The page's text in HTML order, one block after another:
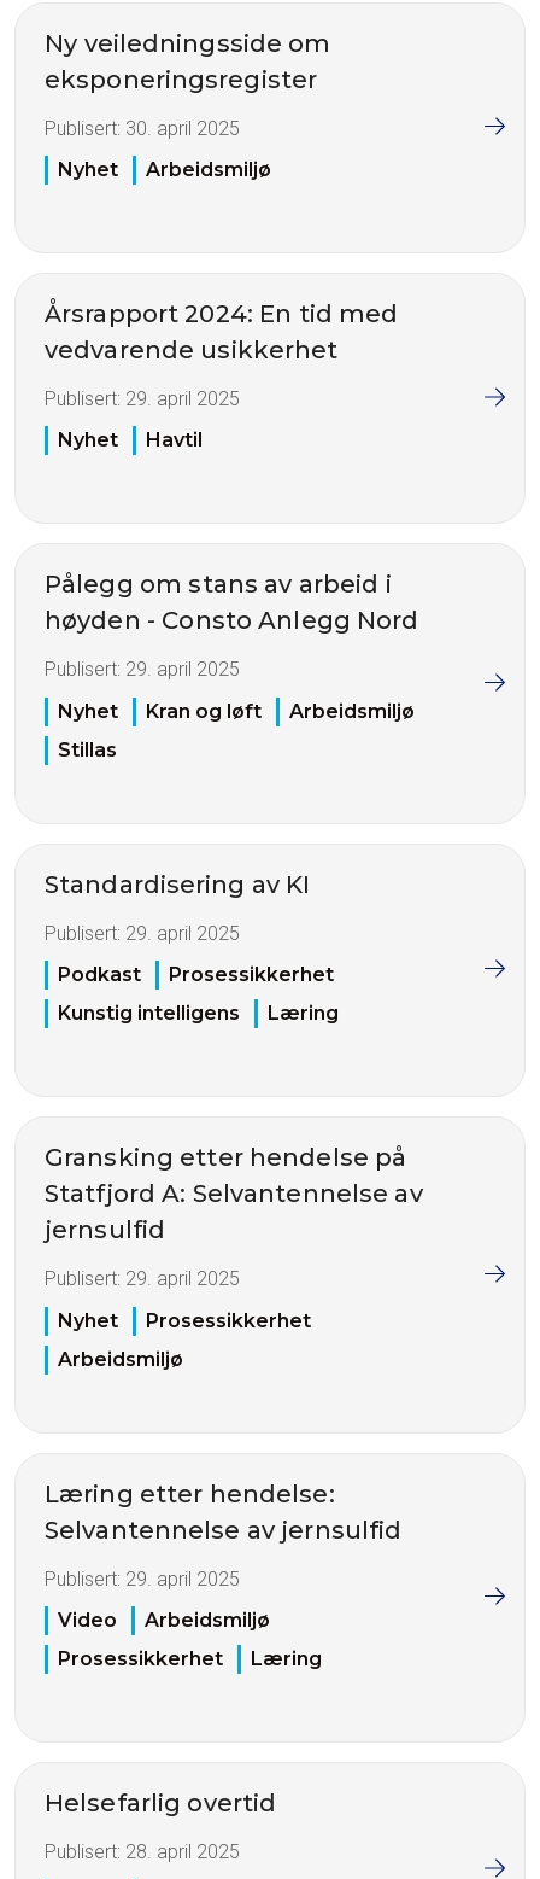
Ny veiledningsside om
eksponeringsregister
Publisert: 30. april 2025
Nyhet
Arbeidsmiljø
Årsrapport 2024: En tid med
vedvarende usikkerhet
Publisert: 29. april 2025
Nyhet
Havtil
Pålegg om stans av arbeid i
høyden - Consto Anlegg Nord
Publisert: 29. april 2025
Nyhet
Kran og løft
Arbeidsmiljø
Stillas
Standardisering av KI
Publisert: 29. april 2025
Podkast
Prosessikkerhet
Kunstig intelligens
Læring
Gransking etter hendelse på
Statfjord A: Selvantennelse av
jernsulfid
Publisert: 29. april 2025
Nyhet
Prosessikkerhet
Arbeidsmiljø
Læring etter hendelse:
Selvantennelse av jernsulfid
Publisert: 29. april 2025
Video
Arbeidsmiljø
Prosessikkerhet
Læring
Helsefarlig overtid
Publisert: 28. april 2025